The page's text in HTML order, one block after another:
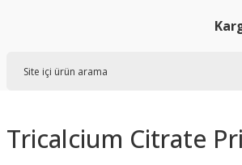
Tricalcium Citrate